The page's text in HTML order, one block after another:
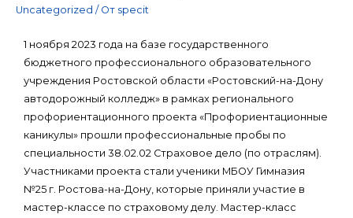
Uncategorized / От specit
1 ноября 2023 года на базе государственного
бюджетного профессионального образовательного
учреждения Ростовской области «Ростовский-на-Дону
автодорожный колледж» в рамках регионального
профориентационного проекта «Профориентационные
каникулы» прошли профессиональные пробы по
специальности 38.02.02 Страховое дело (по отраслям).
Участниками проекта стали ученики МБОУ Гимназия
№25 г. Ростова-на-Дону, которые приняли участие в
мастер-классе по страховому делу. Мастер-класс